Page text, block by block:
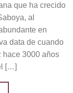
que ha crecido
al
en
data de cuando
hace 3000 años
[…]